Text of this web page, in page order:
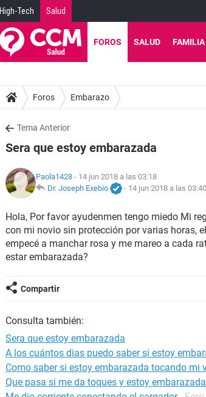
High-Tech Salud
FOROS SALUD FAMILIA
Foros Embarazo
Tema Anterior
Sera que estoy embarazada
Paola1428 - 14 jun 2018 a las 03:18
Dr. Joseph Exebio
- 14 jun 2018 a las 03:40
Hola, Por favor ayudenmen tengo miedo Mi
con mi novio sin protección por varias horas,
empecé a manchar rosa y me mareo a cada
estar embarazada?
Compartir
Consulta también:
Sera que estoy embarazada
A los cuántos dias puedo saber si estoy
Como saber si estoy embarazada tocando mi
Que pasa si me da toques y estoy embarazada